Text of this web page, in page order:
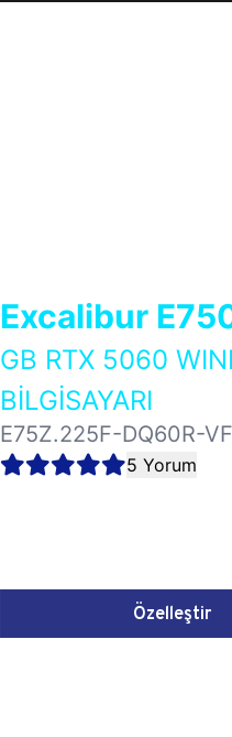
Excalibur
GB RTX 5060
BİLGİSAYARI
E75Z.225F-DQ60R-
5 Yorum
Özelleştir